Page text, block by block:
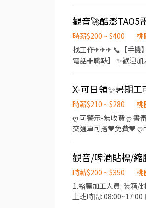
不同⭐可詢問專員
＝＝＝＝＝＝＝＝＝
＝＝＝＝＝＝＝＝＝
重、接受走動式久站
需一直搬重 每個人都
的交通車，讓你上下
＝＝＝＝＝＝＝＝＝
點】 桃園市觀音區寶倉街 另有免費交通車 (來回都有免費交通車搭乘) ------------------------------------------- 快
收取任何費用 ☎️連絡電
時薪$200 ~ $400
桃
找工作✈✈✈ 📞【手機】✆0968932173 或官方@524ensim 找湯’S ➡ 立即預約0968932173 ☎️ 0968932173【請留下 姓名✚
電話✚職缺】 ✨歡迎加入聊聊: https://lin.ee/
【常日班排休】 📦【工作內容】 ✔ 商品檢貨 ✔ 理貨分貨 ✔ 包裝出貨 ✔ 商品上架 ✔ 退貨整理 🚜 堆高機人員（需具證照） 通過考
核每小時再加20元津貼。 💰 薪資待遇 【常日班排休】 👉 約 36,960～42,240元起 ☀️ 日班｜時薪 210元起 🌙 晚班
起 【平日班】/【假日班】只有觀音倉 ☀️ 日班
意的福利，我們都有
用輪班 ✅ 快速安排面試、快速報到 只要願意學習、接受久站及走動， 現場都有教育訓
找最輕鬆的， 而是找一份薪水穩定、福
試卡位🔥
X-可日領✨暑期
時薪$210 ~ $280
桃
ღ 可警示-無收費 ღ 書
交通車可搭♥免費♥ ღ
: 中間1小時 [額外上下
TAO1桃園市大園區建國路 ▹▹▹▹▹▹▹▹▹▹▹▹▹▹『快 速 詢 問』◃◃◃◃◃◃◃◃◃◃◃◃ ✉ 請截圖職缺+留言姓名、電話、區
官方：@weiko
費交通車來回
觀音/啤酒貼標/縮
時薪$200 ~ $350
桃
1.縮膜加工人員: 裝箱/
上班時間: